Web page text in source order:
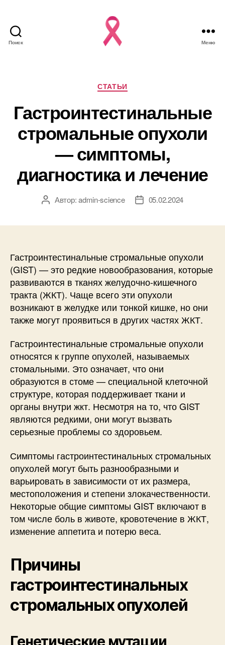
Поиск Меню
Рубрики
СТАТЬИ
Гастроинтестинальные
стромальные опухоли
— симптомы,
диагностика и лечение
АвторАвтор:admin-science
Дата05.02.2024
Гастроинтестинальные стромальные опухоли
(GIST) — это редкие новообразования, которые
развиваются в тканях желудочно-кишечного
тракта (ЖКТ). Чаще всего эти опухоли
возникают в желудке или тонкой кишке, но они
также могут проявиться в других частях ЖКТ.
Гастроинтестинальные стромальные опухоли
относятся к группе опухолей, называемых
стомальными. Это означает, что они
образуются в стоме — специальной клеточной
структуре, которая поддерживает ткани и
органы внутри жкт. Несмотря на то, что GIST
являются редкими, они могут вызвать
серьезные проблемы со здоровьем.
Симптомы гастроинтестинальных стромальных
опухолей могут быть разнообразными и
варьировать в зависимости от их размера,
местоположения и степени злокачественности.
Некоторые общие симптомы GIST включают в
том числе боль в животе, кровотечение в ЖКТ,
изменение аппетита и потерю веса.
Причины
гастроинтестинальных
стромальных опухолей
Генетические мутации